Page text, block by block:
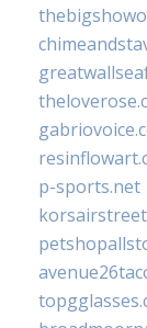
p-sports.net